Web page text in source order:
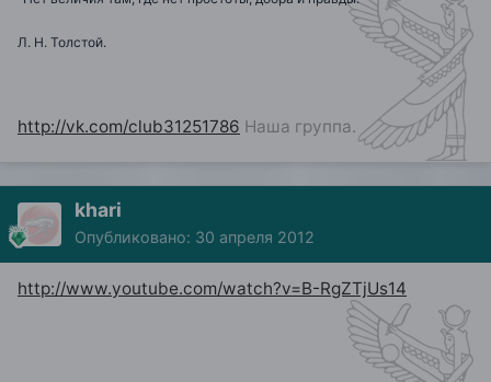
Л. Н. Толстой.
http://vk.com/club31251786 Наша группа.
khari
Опубликовано: 30 апреля 2012
http://www.youtube.com/watch?v=B-RgZTjUs14